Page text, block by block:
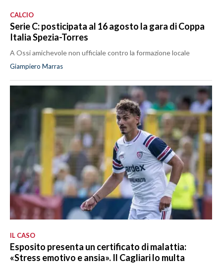
CALCIO
Serie C: posticipata al 16 agosto la gara di Coppa
Italia Spezia-Torres
A Ossi amichevole non ufficiale contro la formazione locale
Giampiero Marras
IL CASO
Esposito presenta un certificato di malattia:
«Stress emotivo e ansia». Il Cagliari lo multa